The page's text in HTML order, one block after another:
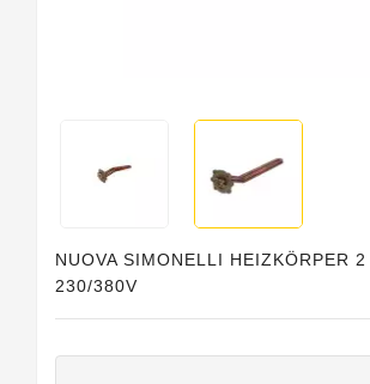
NUOVA SIMONELLI HEIZKÖRPER
230/380V